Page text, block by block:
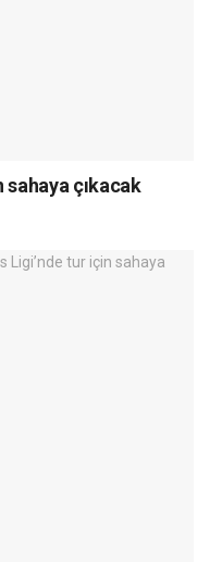
sahaya çıkacak